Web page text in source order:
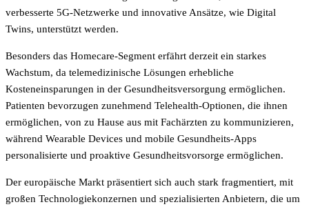
verbesserte 5G-Netzwerke und innovative Ansätze, wie Digital
Twins, unterstützt werden.
Besonders das Homecare-Segment erfährt derzeit ein starkes
Wachstum, da telemedizinische Lösungen erhebliche
Kosteneinsparungen in der Gesundheitsversorgung ermöglichen.
Patienten bevorzugen zunehmend Telehealth-Optionen, die ihnen
ermöglichen, von zu Hause aus mit Fachärzten zu kommunizieren,
während Wearable Devices und mobile Gesundheits-Apps
personalisierte und proaktive Gesundheitsvorsorge ermöglichen.
Der europäische Markt präsentiert sich auch stark fragmentiert, mit
großen Technologiekonzernen und spezialisierten Anbietern, die um